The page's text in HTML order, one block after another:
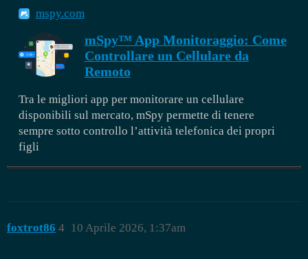
mspy.com
mSpy™ App Monitoraggio: Come
Controllare un Cellulare da
Remoto
Tra le migliori app per monitorare un cellulare
disponibili sul mercato, mSpy permette di tenere
sempre sotto controllo l’attività telefonica dei propri
figli
foxtrot86 10 Aprile 2026, 1:37am
4